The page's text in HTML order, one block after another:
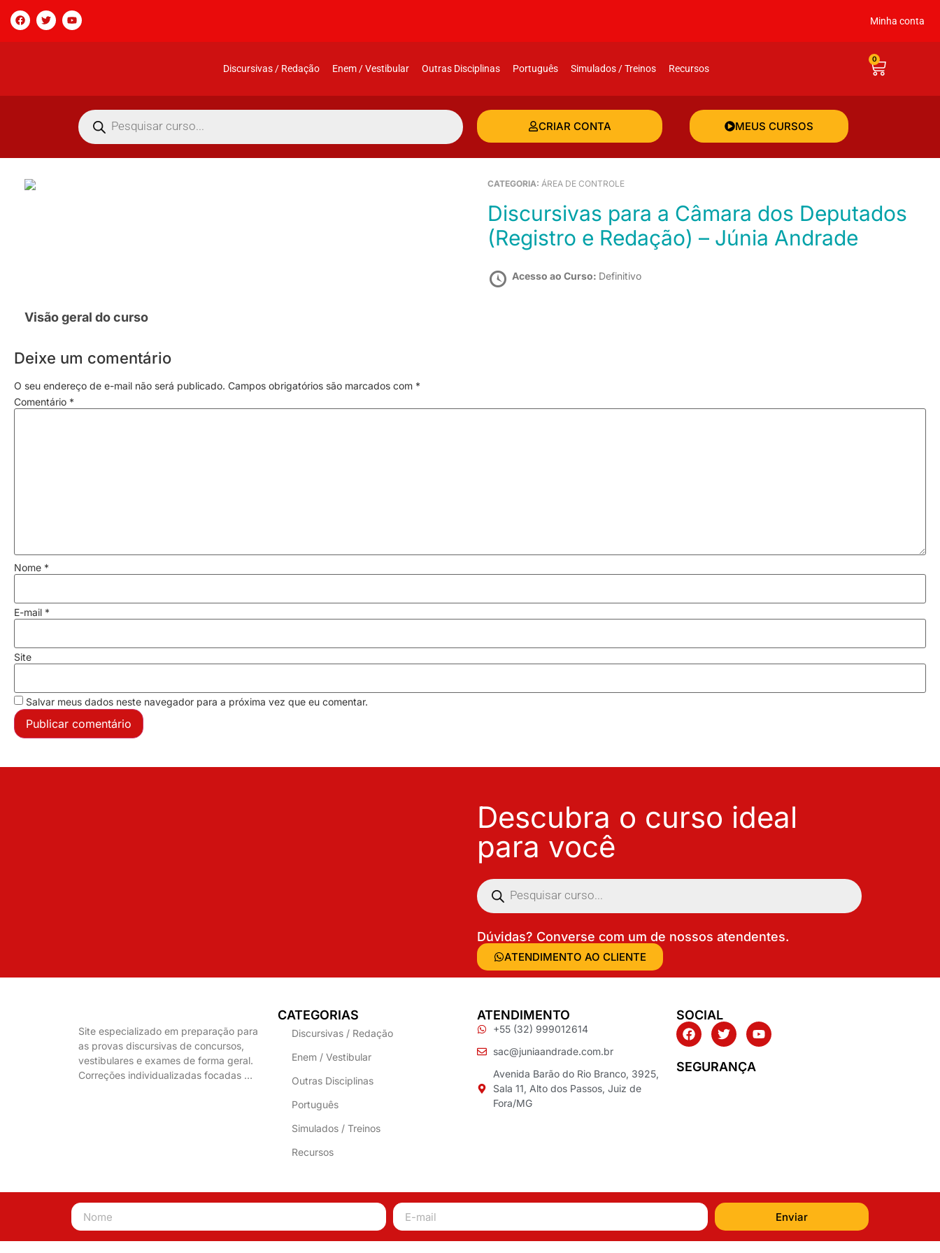
Minha conta
Discursivas / Redação Enem / Vestibular Outras Disciplinas Português Simulados / Treinos Recursos
0
CRIAR CONTA MEUS CURSOS
CATEGORIA:ÁREA DE CONTROLE
Discursivas para a Câmara dos Deputados
(Registro e Redação) – Júnia Andrade
Acesso ao Curso: Definitivo
Visão geral do curso
Deixe um comentário
O seu endereço de e-mail não será publicado. Campos obrigatórios são marcados com *
Comentário *
Nome *
E-mail *
Site
Salvar meus dados neste navegador para a próxima vez que eu comentar.
Descubra o curso ideal
para você
Dúvidas? Converse com um de nossos atendentes.
ATENDIMENTO AO CLIENTE
Site especializado em preparação para
as provas discursivas de concursos,
vestibulares e exames de forma geral.
Correções individualizadas focadas …
CATEGORIAS
Discursivas / Redação
Enem / Vestibular
Outras Disciplinas
Português
Simulados / Treinos
Recursos
ATENDIMENTO
+55 (32) 999012614
sac@juniaandrade.com.br
Avenida Barão do Rio Branco, 3925,
Sala 11, Alto dos Passos, Juiz de
Fora/MG
SOCIAL
SEGURANÇA
Enviar